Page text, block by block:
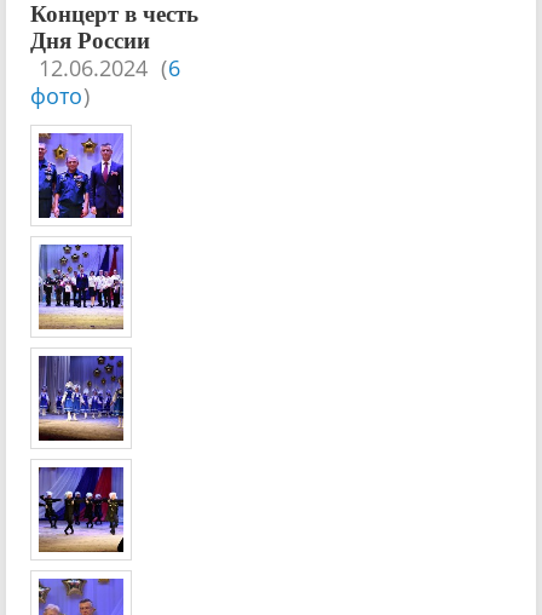
Концерт в честь
Дня России
12.06.2024 (6
фото)